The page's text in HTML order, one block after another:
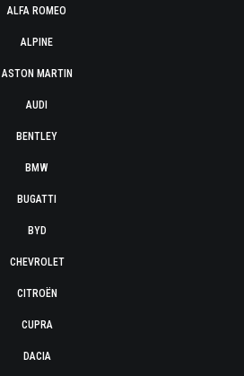
ALFA ROMEO
ALPINE
ASTON MARTIN
AUDI
BENTLEY
BMW
BUGATTI
BYD
CHEVROLET
CITROËN
CUPRA
DACIA